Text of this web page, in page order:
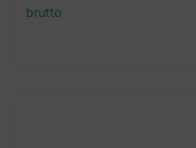
brutto